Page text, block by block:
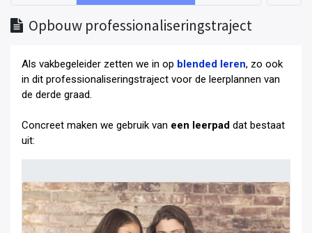
Opbouw professionaliseringstraject
Als vakbegeleider zetten we in op blended leren, zo ook
in dit professionaliseringstraject voor de leerplannen van
de derde graad
Concreet maken we gebruik van een leerpad dat bestaat
uit: